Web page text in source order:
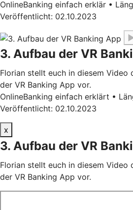
OnlineBanking einfach erklär •
Veröffentlicht: 02.10.2023
3. Aufbau der VR
Florian stellt euch in diesem Video
der VR Banking App vor.
OnlineBanking einfach erklärt •
Veröffentlicht: 02.10.2023
x
3. Aufbau der VR
Florian stellt euch in diesem Video
der VR Banking App vor.